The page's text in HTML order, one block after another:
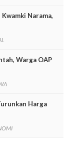
Narama,
Warga OAP
Harga